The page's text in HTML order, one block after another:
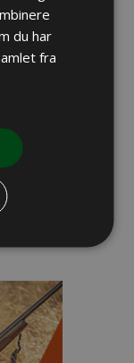
len
Plant
du har
fra